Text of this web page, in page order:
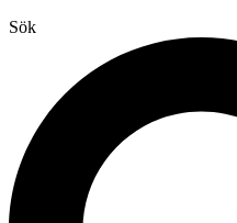
Sök